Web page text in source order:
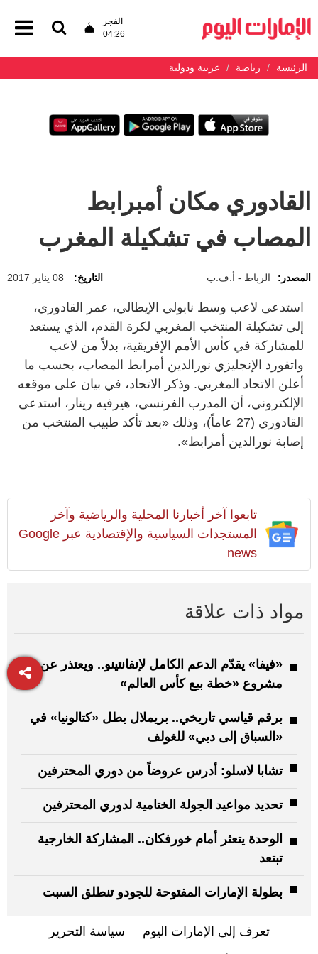
الفجر
04:26
الرئيسة رياضة عربية ودولية
القادوري مكان أمبرابط
المصاب في تشكيلة المغرب
المصدر: الرباط - أ.ف.ب التاريخ: 08 يناير 2017
استدعى لاعب وسط نابولي الإيطالي، عمر القادوري،
إلى تشكيلة المنتخب المغربي لكرة القدم، الذي يستعد
للمشاركة في كأس الأمم الإفريقية، بدلاً من لاعب
واتفورد الإنجليزي نورالدين أمرابط المصاب، بحسب ما
أعلن الاتحاد المغربي. وذكر الاتحاد، في بيان على موقعه
الإلكتروني، أن المدرب الفرنسي، هيرفيه رينار، استدعى
القادوري (27 عاماً)، وذلك «بعد تأكد طبيب المنتخب من
إصابة نورالدين أمرابط».
تابعوا آخر أخبارنا المحلية والرياضية وآخر
المستجدات السياسية والإقتصادية عبر Google
news
مواد ذات علاقة
«فيفا» يقدّم الدعم الكامل لإنفانتينو.. ويعتذر عن
مشروع «خطة بيع كأس العالم»
برقم قياسي تاريخي.. بريملال بطل «كتالونيا» في
«السباق إلى دبي» للغولف
تشابا لاسلو: أدرس عروضاً من دوري المحترفين
تحديد مواعيد الجولة الختامية لدوري المحترفين
الوحدة يتعثر أمام خورفكان.. المشاركة الخارجية
تبتعد
بطولة الإمارات المفتوحة للجودو تنطلق السبت
تعرف إلى الإمارات اليوم سياسة التحرير